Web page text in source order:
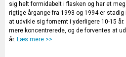
sig helt formidabelt i flasken og har et
rigtige årgange fra 1993 og 1994 er
at udvikle sig fornemt i yderligere 10-15
mere koncentrerede, og de forventes at
år. Læs mere >>